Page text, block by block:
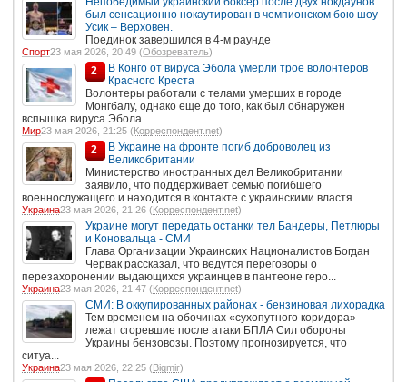
был сенсационно нокаутирован в чемпионском бою шоу
Усик – Верховен.
Поединок завершился в 4-м раунде
Спорт23 мая 2026, 20:49 (Обозреватель)
2
В Конго от вируса Эбола умерли трое волонтеров
Красного Креста
Волонтеры работали с телами умерших в городе
Монгбалу, однако еще до того, как был обнаружен
вспышка вируса Эбола.
Мир23 мая 2026, 21:25 (Корреспондент.net)
2
В Украине на фронте погиб доброволец из
Великобритании
Министерство иностранных дел Великобритании
заявило, что поддерживает семью погибшего
военнослужащего и находится в контакте с украинскими властя...
Украина23 мая 2026, 21:26 (Корреспондент.net)
Украине могут передать останки тел Бандеры, Петлюры
и Коновальца - СМИ
Глава Организации Украинских Националистов Богдан
Червак рассказал, что ведутся переговоры о
перезахоронении выдающихся украинцев в пантеоне геро...
Украина23 мая 2026, 21:47 (Корреспондент.net)
СМИ: В оккупированных районах - бензиновая лихорадка
Тем временем на обочинах «сухопутного коридора»
лежат сгоревшие после атаки БПЛА Сил обороны
Украины бензовозы. Поэтому прогнозируется, что
ситуа...
Украина23 мая 2026, 22:25 (Bigmir)